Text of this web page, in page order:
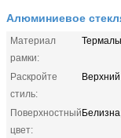
Алюминиевое
Материал
рамки:
Раскройте
стиль:
Поверхностный
цвет: